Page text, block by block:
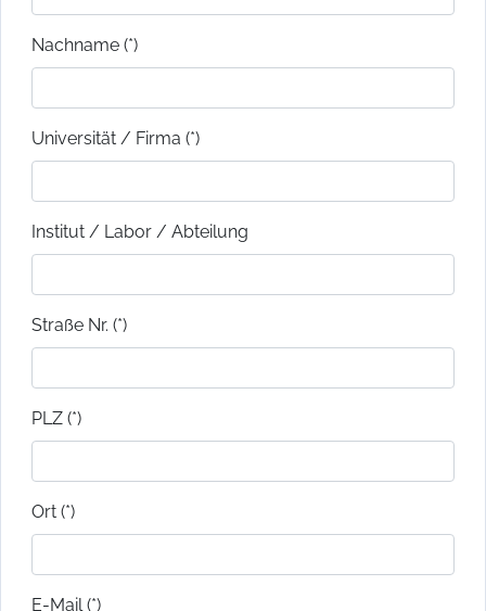
Nachname (*)
Universität / Firma (*)
Institut / Labor / Abteilung
Straße Nr. (*)
PLZ (*)
Ort (*)
E-Mail (*)